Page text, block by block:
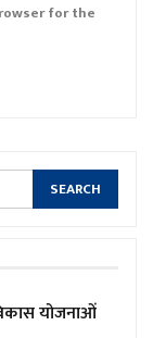
for the
योजनाओं